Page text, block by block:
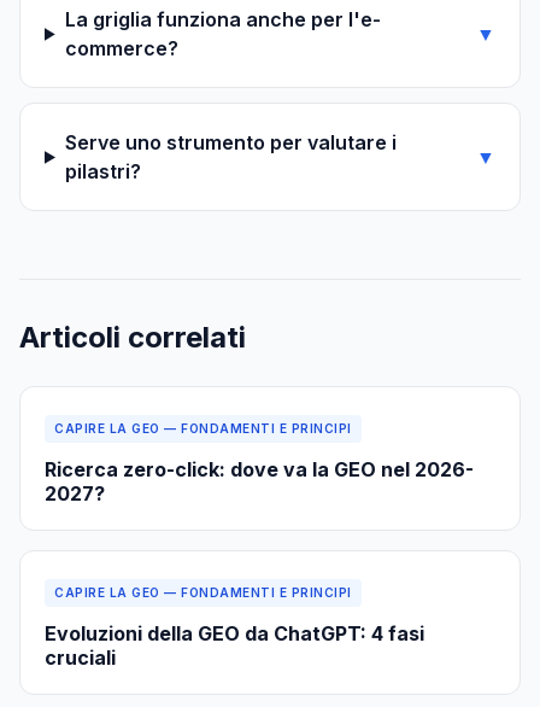
La griglia funziona anche per l'e-
commerce?
▼
Serve uno strumento per valutare i
pilastri?
▼
Articoli correlati
CAPIRE LA GEO — FONDAMENTI E PRINCIPI
Ricerca zero-click: dove va la GEO nel 2026-
2027?
CAPIRE LA GEO — FONDAMENTI E PRINCIPI
Evoluzioni della GEO da ChatGPT: 4 fasi
cruciali